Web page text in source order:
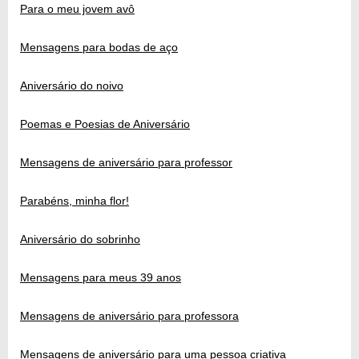
Para o meu jovem avô
Mensagens para bodas de aço
Aniversário do noivo
Poemas e Poesias de Aniversário
Mensagens de aniversário para professor
Parabéns, minha flor!
Aniversário do sobrinho
Mensagens para meus 39 anos
Mensagens de aniversário para professora
Mensagens de aniversário para uma pessoa criativa